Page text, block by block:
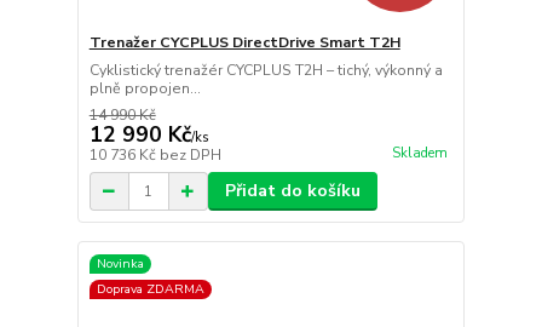
Trenažer CYCPLUS DirectDrive Smart T2H
Cyklistický trenažér CYCPLUS T2H – tichý, výkonný a
plně propojen...
14 990 Kč
12 990 Kč/ks
10 736 Kč bez DPH Skladem
Přidat do košíku
Novinka
Doprava ZDARMA